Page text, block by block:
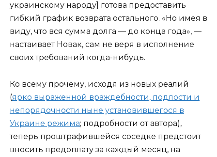
украинскому народу] готова предоставить
гибкий график возврата остального. «Но имея в
виду, что вся сумма долга — до конца года», —
настаивает Новак, сам не веря в исполнение
своих требований когда-нибудь.
Ко всему прочему, исходя из новых реалий
(ярко выраженной враждебности, подлости и
непорядочности ныне установившегося в
Украине режима; подробности от автора),
теперь проштрафившейся соседке предстоит
вносить предоплату за каждый месяц, на